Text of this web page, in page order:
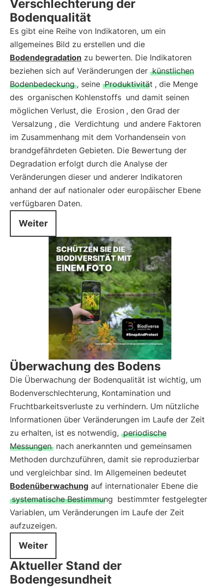
Verschlechterung der
Bodenqualität
Es gibt eine Reihe von Indikatoren, um ein
allgemeines Bild zu erstellen und die
Bodendegradation zu bewerten. Die Indikatoren
beziehen sich auf Veränderungen der künstlichen
Bodenbedeckung , seine Produktivität , die Menge
des organischen Kohlenstoffs und damit seinen
möglichen Verlust, die Erosion , den Grad der
Versalzung , die Verdichtung und andere Faktoren
im Zusammenhang mit dem Vorhandensein von
brandgefährdeten Gebieten. Die Bewertung der
Degradation erfolgt durch die Analyse der
Veränderungen dieser und anderer Indikatoren
anhand der auf nationaler oder europäischer Ebene
verfügbaren Daten.
Weiter
Überwachung des Bodens
Die Überwachung der Bodenqualität ist wichtig, um
Bodenverschlechterung, Kontamination und
Fruchtbarkeitsverluste zu verhindern. Um nützliche
Informationen über Veränderungen im Laufe der Zeit
zu erhalten, ist es notwendig, periodische
Messungen nach anerkannten und gemeinsamen
Methoden durchzuführen, damit sie reproduzierbar
und vergleichbar sind. Im Allgemeinen bedeutet
Bodenüberwachung auf internationaler Ebene die
systematische Bestimmung bestimmter festgelegter
Variablen, um Veränderungen im Laufe der Zeit
aufzuzeigen.
Weiter
Aktueller Stand der
Bodengesundheit